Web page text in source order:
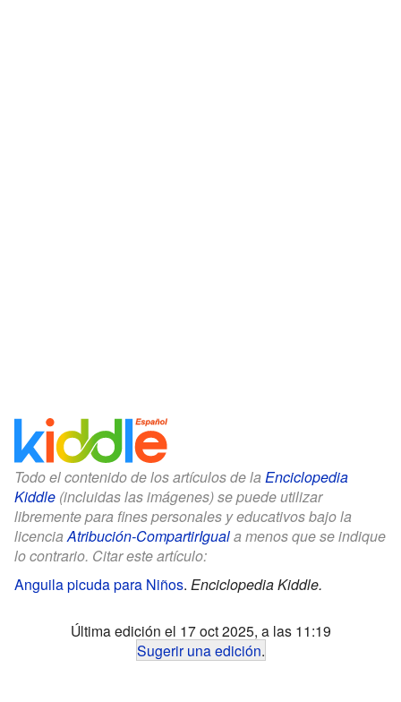
Todo el contenido de los artículos de la Enciclopedia
Kiddle (incluidas las imágenes) se puede utilizar
libremente para fines personales y educativos bajo la
licenciaAtribución-CompartirIguala menos que se indique
lo contrario. Citar este artículo:
Anguila picuda para Niños. Enciclopedia Kiddle.
Última edición el 17 oct 2025, a las 11:19
Sugerir una edición.